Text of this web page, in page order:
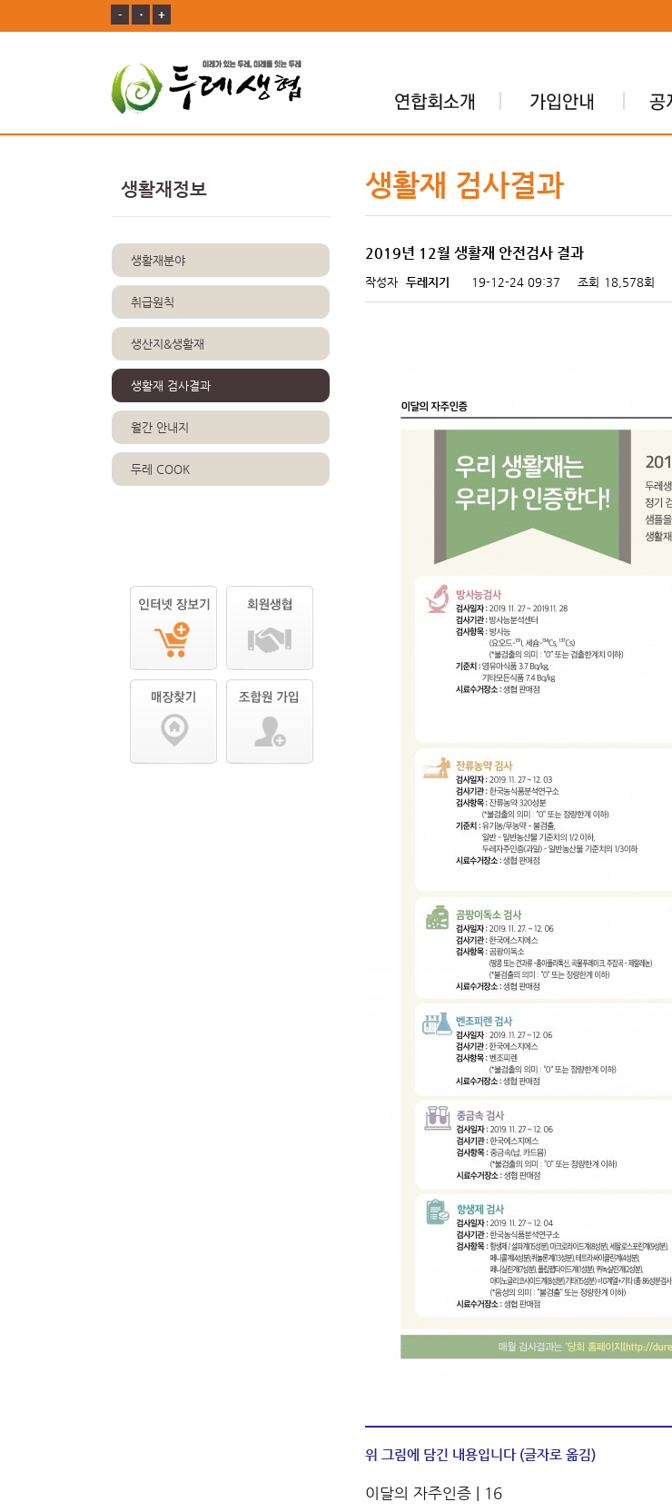
- ㆍ +
생활재정보
생활재분야
취급원칙
생산지&생활재
생활재 검사결과
월간 안내지
두레 COOK
생활재 검사결과
2019년 12월 생활재 안전검사 결과
작성자 두레지기 19-12-24 09:37 조회 18,578회
위 그림에 담긴 내용입니다 (글자로 옮김)
이달의 자주인증 | 16